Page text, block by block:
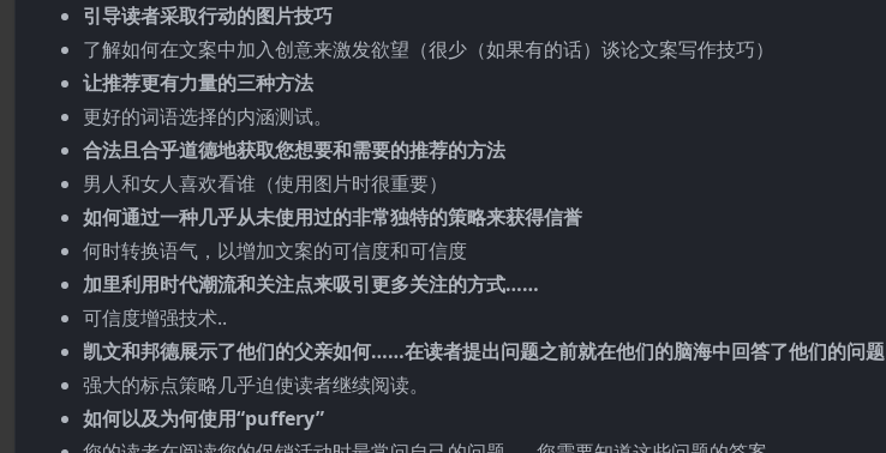
引导读者采取行动的图片技巧
了解如何在文案中加入创意来激发欲望（很少（如果有的话）谈论文案写作技巧）
让推荐更有力量的三种方法
更好的词语选择的内涵测试。
合法且合乎道德地获取您想要和需要的推荐的方法
男人和女人喜欢看谁（使用图片时很重要）
如何通过一种几乎从未使用过的非常独特的策略来获得信誉
何时转换语气，以增加文案的可信度和可信度
加里利用时代潮流和关注点来吸引更多关注的方式……
可信度增强技术..
凯文和邦德展示了他们的父亲如何……在读者提出问题之前就在他们的脑海中回答了他们的问题
强大的标点策略几乎迫使读者继续阅读。
如何以及为何使用“puffery”